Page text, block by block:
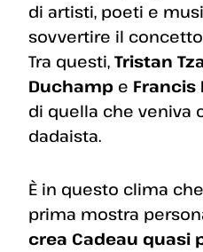
di artisti, poeti e
sovvertire il
Tra questi, Tristan
Duchamp e Francis
di quella che veniva
dadaista.
È in questo clima
prima mostra
crea Cadeau quasi